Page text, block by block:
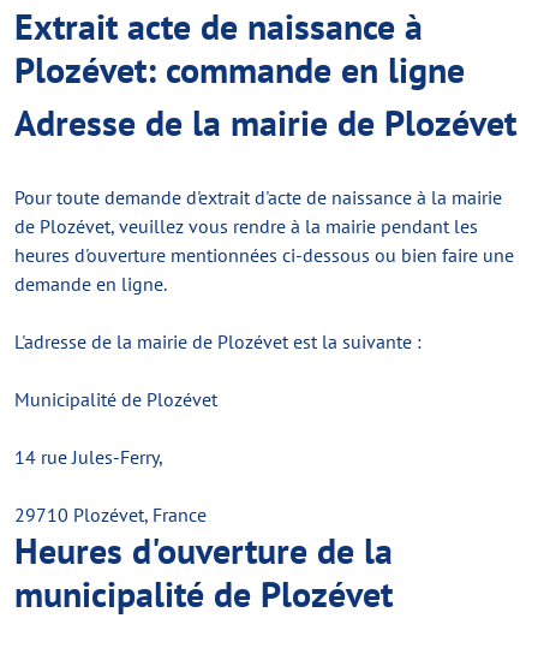
Extrait acte de naissance à
Plozévet: commande en ligne
Adresse de la mairie de Plozévet
Pour toute demande d'extrait d'acte de naissance à la mairie
de Plozévet, veuillez vous rendre à la mairie pendant les
heures d'ouverture mentionnées ci-dessous ou bien faire une
demande en ligne.
L'adresse de la mairie de Plozévet est la suivante :
Municipalité de Plozévet
14 rue Jules-Ferry,
29710 Plozévet, France
Heures d'ouverture de la
municipalité de Plozévet